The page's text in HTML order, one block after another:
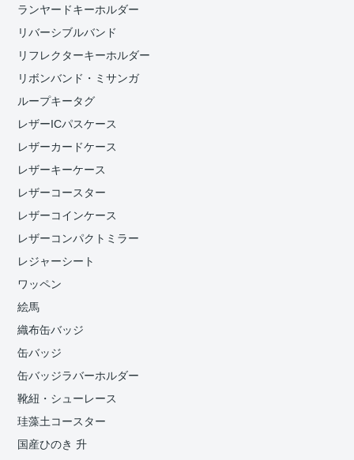
ランヤードキーホルダー
リバーシブルバンド
リフレクターキーホルダー
リボンバンド・ミサンガ
ループキータグ
レザーICパスケース
レザーカードケース
レザーキーケース
レザーコースター
レザーコインケース
レザーコンパクトミラー
レジャーシート
ワッペン
絵馬
織布缶バッジ
缶バッジ
缶バッジラバーホルダー
靴紐・シューレース
珪藻土コースター
国産ひのき 升